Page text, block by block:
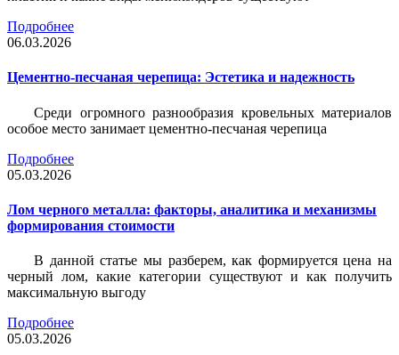
Подробнее
06.03.2026
Цементно-песчаная черепица: Эстетика и надежность
Среди огромного разнообразия кровельных материалов
особое место занимает цементно-песчаная черепица
Подробнее
05.03.2026
Лом черного металла: факторы, аналитика и механизмы
формирования стоимости
В данной статье мы разберем, как формируется цена на
черный лом, какие категории существуют и как получить
максимальную выгоду
Подробнее
05.03.2026